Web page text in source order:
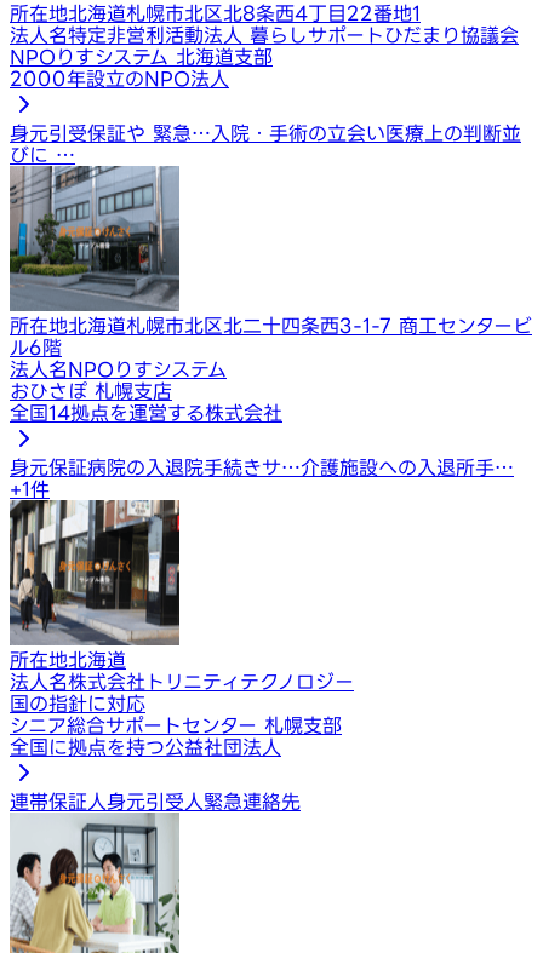
所在地北海道札幌市北区北8条西4丁目22番地1
法人名特定非営利活動法人 暮らしサポートひだまり協議会
NPOりすシステム 北海道支部
2000年設立のNPO法人
身元引受保証や 緊急… 入院・手術の立会い医療上の判断並
びに …
所在地北海道札幌市北区北二十四条西3-1-7 商工センタービ
ル6階
法人名NPOりすシステム
おひさぽ 札幌支店
全国14拠点を運営する株式会社
身元保証病院の入退院手続きサ…介護施設への入退所手…
+1件
所在地北海道
法人名株式会社トリニティテクノロジー
国の指針に対応
シニア総合サポートセンター 札幌支部
全国に拠点を持つ公益社団法人
連帯保証人身元引受人緊急連絡先